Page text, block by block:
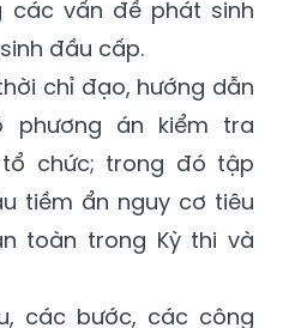
nắm bắt tình hình,
khăn vướng mắc
các vấn đề phát sinh
đầu cấp.
chỉ đạo, hướng dẫn
phương án kiểm tra
chức; trong đó tập
tiềm ẩn nguy cơ tiêu